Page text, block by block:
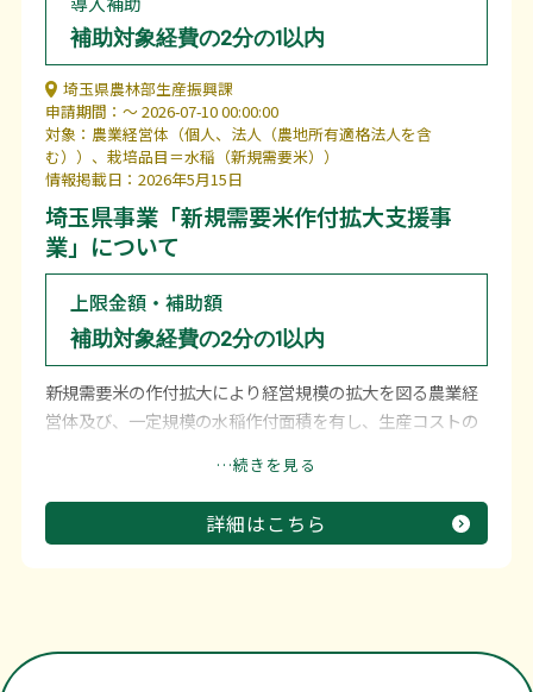
運営者情報
埼玉県のスマート農業の取組
利用上の注意等
お問い合わせ
補助対象経費の2分の1以内
埼玉県農林部生産振興課
申請期間：〜 2026-07-10 00:00:00
対象：農業経営体（個人、法人（農地所有適格法人を含
む））、栽培品目＝水稲（新規需要米））
情報掲載日：2026年5月15日
埼玉県事業「新規需要米作付拡大支援事
業」について
上限金額・補助額
補助対象経費の2分の1以内
新規需要米の作付拡大により経営規模の拡大を図る農業経
営体及び、一定規模の水稲作付面積を有し、生産コストの
がるスマート農業機械等の導入を支援する。
…続きを見る
詳細はこちら